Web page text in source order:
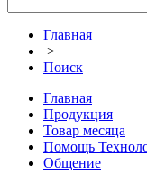
Главная
>
Поиск
Главная
Продукция
Товар месяца
Помощь
Общение